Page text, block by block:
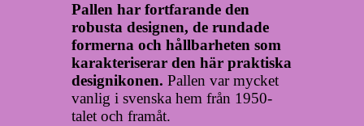
Pallen har fortfarande den
robusta designen, de rundade
formerna och hållbarheten som
karakteriserar den här praktiska
designikonen. Pallen var mycket
vanlig i svenska hem från 1950-
talet och framåt.